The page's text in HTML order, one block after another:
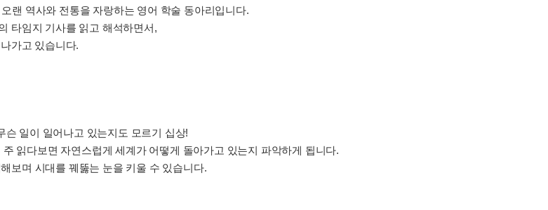
랜 역사와 전통을 자랑하는 영어 학술 동아리입니다.
타임지 기사를 읽고 해석하면서,
가고 있습니다.
일이 일어나고 있는지도 모르기 십상!
읽다보면 자연스럽게 세계가 어떻게 돌아가고 있는지 파악하게 됩니다.
보며 시대를 꿰뚫는 눈을 키울 수 있습니다.